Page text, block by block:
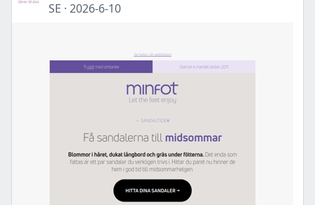
SE · 2026-6-10